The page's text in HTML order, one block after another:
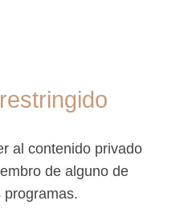
al contenido privado
de alguno de
programas.